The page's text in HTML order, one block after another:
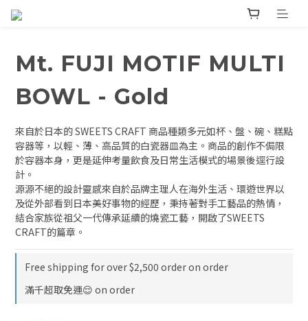
Mt. FUJI MOTIF MULTI
BOWL - Gold
來自於日本的 SWEETS CRAFT 商品種類多元如杯、盤、碗、糕點
容器等，以輕、薄、高品質的白瓷器皿為主。商品的創作不侷限
於容器本身，更是延伸考量飲食及日常生活模式的場景後逕行設
計。
源源不絕的設計靈感來自於品牌主理人在海外生活、環遊世界以
及從外部看到日本美好事物的經歷，秉持著對手工藝品的熱情，
結合家族從祖父一代傳承延續的燒瓷工藝，開啟了SWEETS
CRAFT的篇章。
Free shipping for over $2,500 order on order
滿千超取免運😌 on order